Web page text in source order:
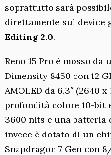
soprattutto sarà
direttamente sul device
Editing 2.0.
Reno 15 Pro è mosso da
Dimensity 8450 con 12
AMOLED da 6.3″ (2640 x
profondità colore 10-bit
3600 nits e una batteria
invece è dotato di un
Snapdragon 7 Gen con